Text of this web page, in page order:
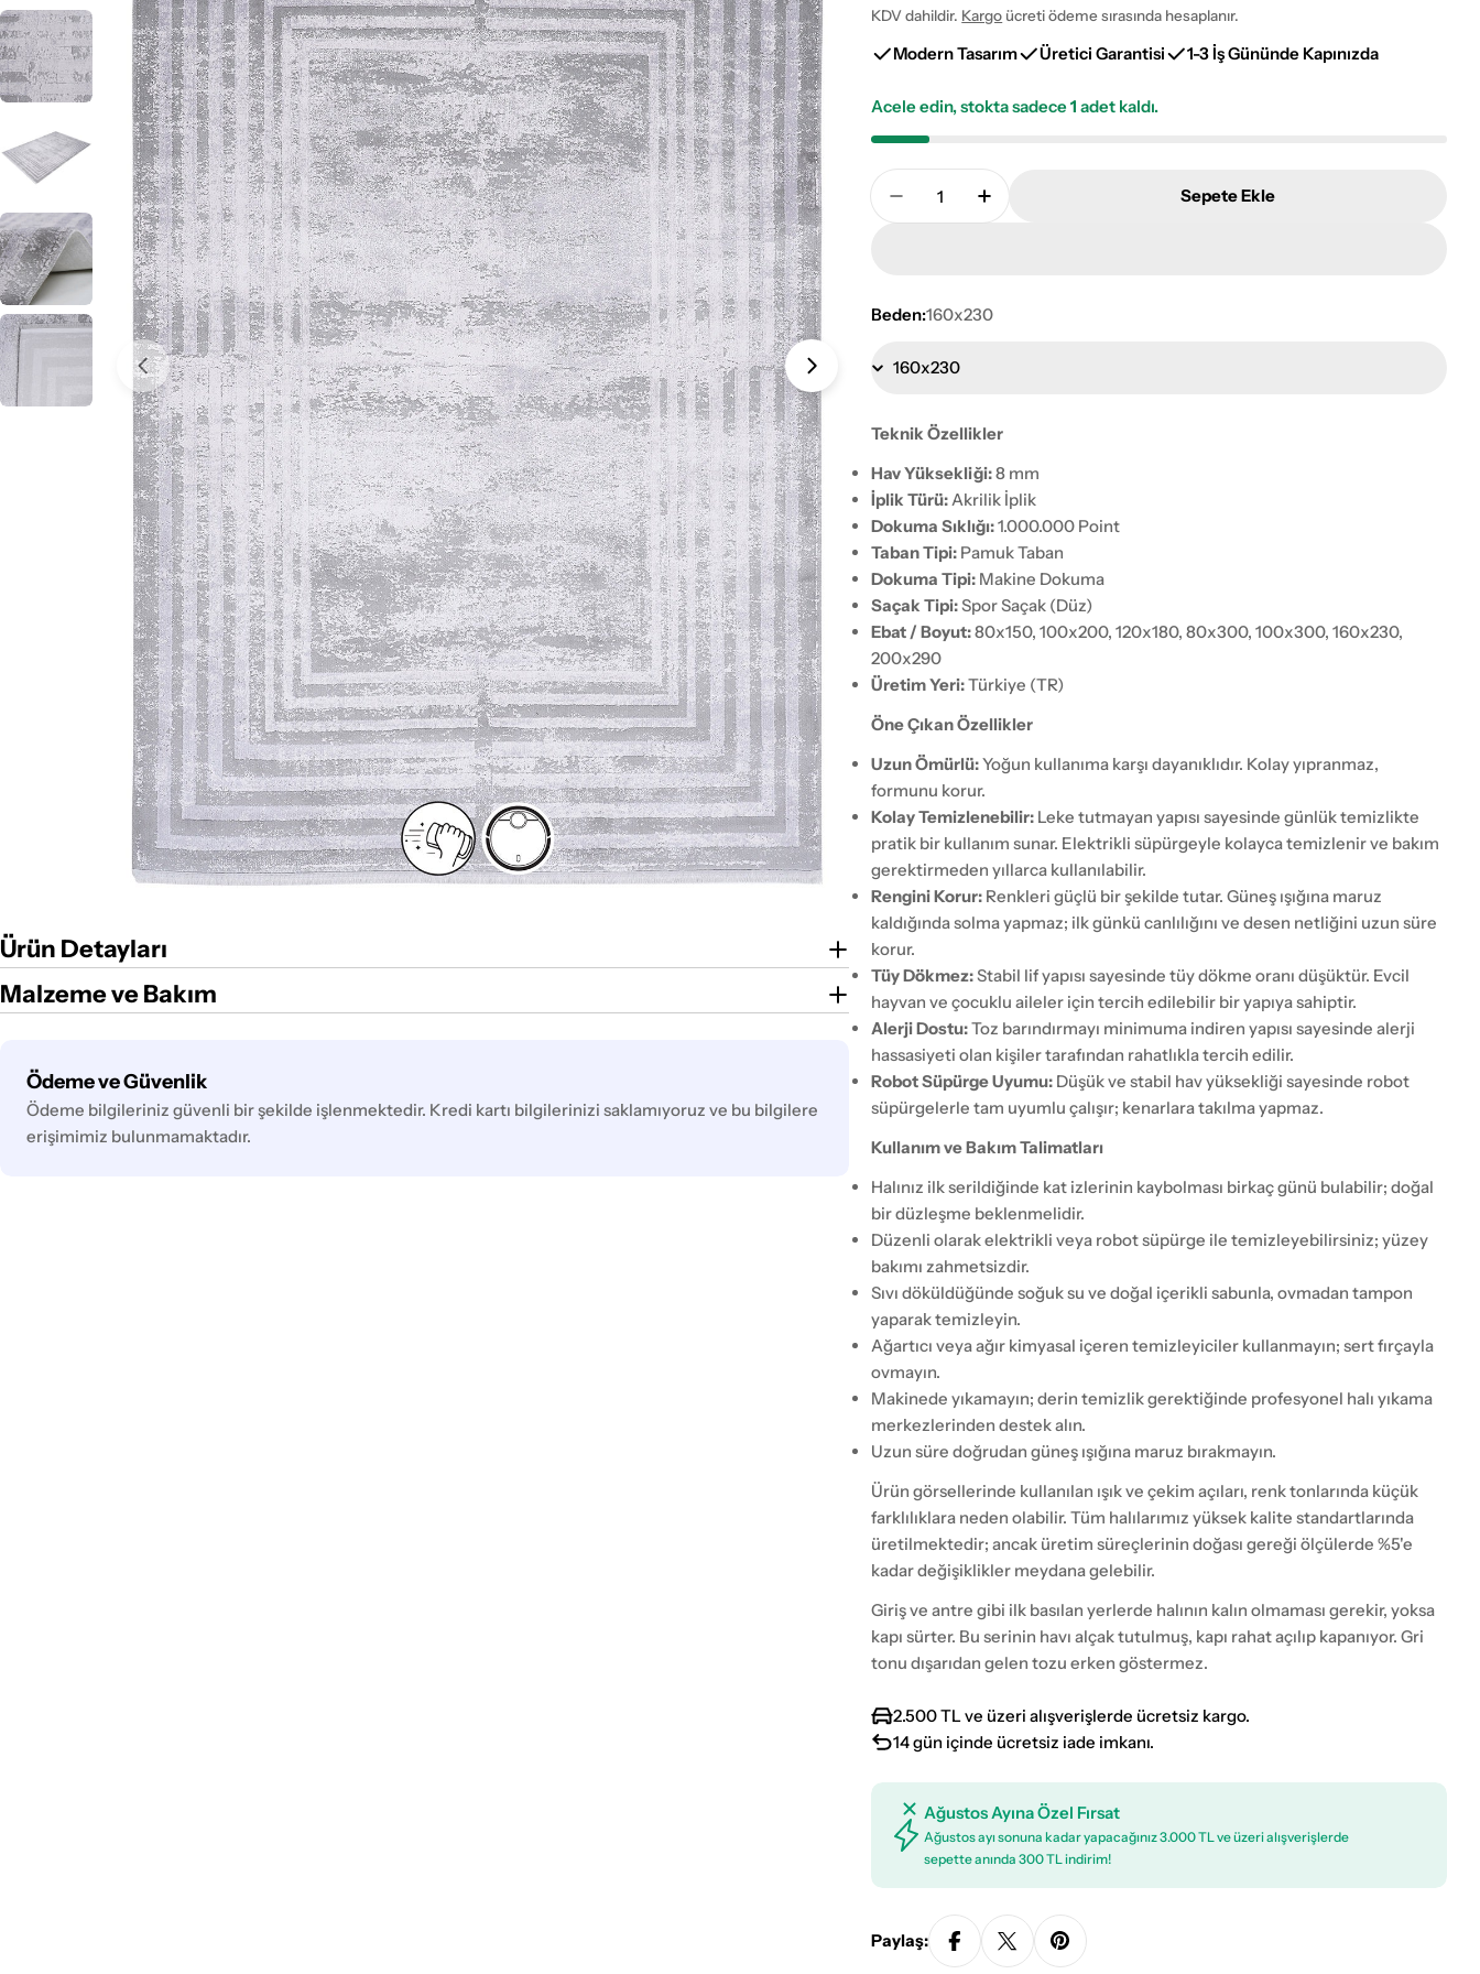
0 numaralı medyayı pencerede aç 1 numaralı medyayı pencerede aç
Ürün Detayları
Malzeme ve Bakım
Ödeme ve Güvenlik
Ödeme
yöntemleri
Ödeme bilgileriniz güvenli bir şekilde işlenmektedir. Kredi kartı bilgilerinizi saklamıyoruz ve bu bilgilere
erişimimiz bulunmamaktadır.
fiyat
fiyat
KDV dahildir. Kargo ücreti ödeme sırasında hesaplanır.
Modern Tasarım Üretici Garantisi 1-3 İş Gününde Kapınızda
Acele edin, stokta sadece1 adet kaldı.
Adet
Royal Lootus L014A Salon Halısı Adetini Azalt
Royal Lootus L014A Salon Halısı Adetini Artır
Sepete Ekle
Beden:160x230
Teknik Özellikler
Hav Yüksekliği:8 mm
İplik Türü:Akrilik İplik
Dokuma Sıklığı:1.000.000 Point
Taban Tipi: Pamuk Taban
Dokuma Tipi: Makine Dokuma
Saçak Tipi:Spor Saçak (Düz)
Ebat / Boyut:80x150, 100x200, 120x180, 80x300, 100x300, 160x230,
200x290
Üretim Yeri:Türkiye (TR)
Öne Çıkan Özellikler
Uzun Ömürlü:Yoğun kullanıma karşı dayanıklıdır. Kolay yıpranmaz,
formunu korur.
Kolay Temizlenebilir: Leke tutmayan yapısı sayesinde günlük temizlikte
pratik bir kullanım sunar. Elektrikli süpürgeyle kolayca temizlenir ve bakım
gerektirmeden yıllarca kullanılabilir.
Rengini Korur: Renkleri güçlü bir şekilde tutar. Güneş ışığına maruz
kaldığında solma yapmaz; ilk günkü canlılığını ve desen netliğini uzun süre
korur.
Tüy Dökmez:Stabil lif yapısı sayesinde tüy dökme oranı düşüktür. Evcil
hayvan ve çocuklu aileler için tercih edilebilir bir yapıya sahiptir.
Alerji Dostu:Toz barındırmayı minimuma indiren yapısı sayesinde alerji
hassasiyeti olan kişiler tarafından rahatlıkla tercih edilir.
Robot Süpürge Uyumu: Düşük ve stabil hav yüksekliği sayesinde robot
süpürgelerle tam uyumlu çalışır; kenarlara takılma yapmaz.
Kullanım ve Bakım Talimatları
Halınız ilk serildiğinde kat izlerinin kaybolması birkaç günü bulabilir; doğal
bir düzleşme beklenmelidir.
Düzenli olarak elektrikli veya robot süpürge ile temizleyebilirsiniz; yüzey
bakımı zahmetsizdir.
Sıvı döküldüğünde soğuk su ve doğal içerikli sabunla, ovmadan tampon
yaparak temizleyin.
Ağartıcı veya ağır kimyasal içeren temizleyiciler kullanmayın; sert fırçayla
ovmayın.
Makinede yıkamayın; derin temizlik gerektiğinde profesyonel halı yıkama
merkezlerinden destek alın.
Uzun süre doğrudan güneş ışığına maruz bırakmayın.
Ürün görsellerinde kullanılan ışık ve çekim açıları, renk tonlarında küçük
farklılıklara neden olabilir. Tüm halılarımız yüksek kalite standartlarında
üretilmektedir; ancak üretim süreçlerinin doğası gereği ölçülerde %5'e
kadar değişiklikler meydana gelebilir.
Giriş ve antre gibi ilk basılan yerlerde halının kalın olmaması gerekir, yoksa
kapı sürter. Bu serinin havı alçak tutulmuş, kapı rahat açılıp kapanıyor. Gri
tonu dışarıdan gelen tozu erken göstermez.
2.500 TL ve üzeri alışverişlerde ücretsiz kargo.
14 gün içinde ücretsiz iade imkanı.
Ağustos Ayına Özel Fırsat
Ağustos ayı sonuna kadar yapacağınız 3.000 TL ve üzeri alışverişlerde
sepette anında 300 TL indirim!
Paylaş: